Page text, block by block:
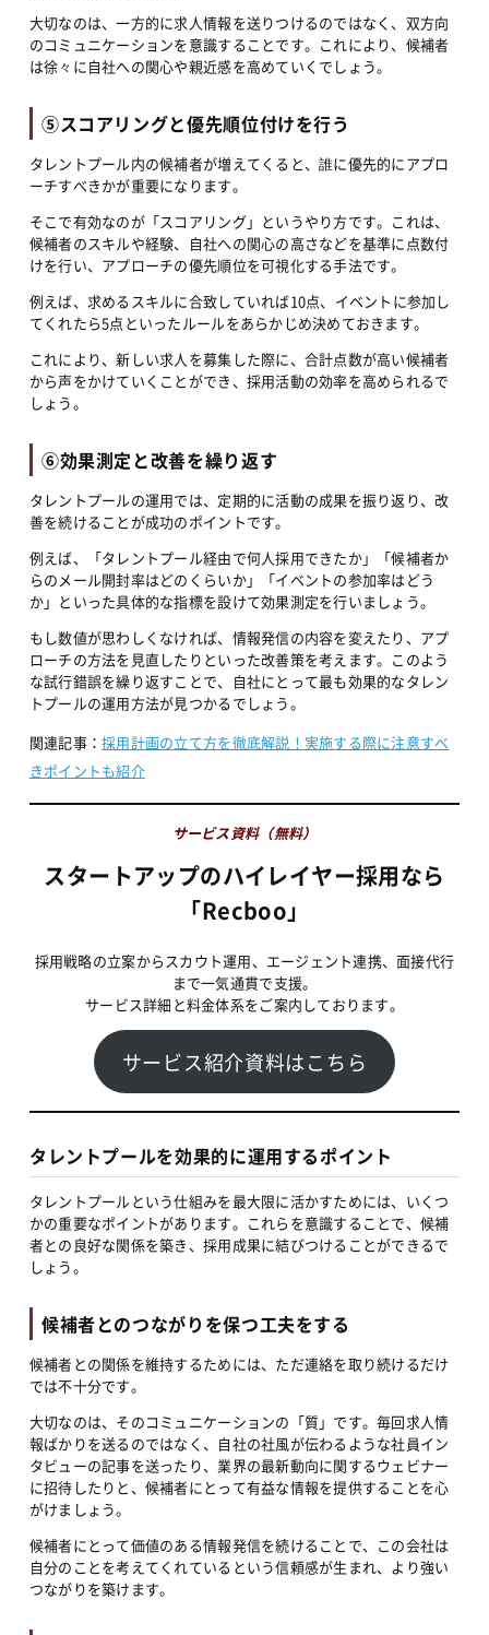
大切なのは、一方的に求人情報を送りつけるのではなく、双方向
のコミュニケーションを意識することです。これにより、候補者
は徐々に自社への関心や親近感を高めていくでしょう。
⑤スコアリングと優先順位付けを行う
タレントプール内の候補者が増えてくると、誰に優先的にアプロ
ーチすべきかが重要になります。
そこで有効なのが「スコアリング」というやり方です。これは、
候補者のスキルや経験、自社への関心の高さなどを基準に点数付
けを行い、アプローチの優先順位を可視化する手法です。
例えば、求めるスキルに合致していれば10点、イベントに参加し
てくれたら5点といったルールをあらかじめ決めておきます。
これにより、新しい求人を募集した際に、合計点数が高い候補者
から声をかけていくことができ、採用活動の効率を高められるで
しょう。
⑥効果測定と改善を繰り返す
タレントプールの運用では、定期的に活動の成果を振り返り、改
善を続けることが成功のポイントです。
例えば、「タレントプール経由で何人採用できたか」「候補者か
らのメール開封率はどのくらいか」「イベントの参加率はどう
か」といった具体的な指標を設けて効果測定を行いましょう。
もし数値が思わしくなければ、情報発信の内容を変えたり、アプ
ローチの方法を見直したりといった改善策を考えます。このよう
な試行錯誤を繰り返すことで、自社にとって最も効果的なタレン
トプールの運用方法が見つかるでしょう。
関連記事：採用計画の立て方を徹底解説！実施する際に注意すべ
きポイントも紹介
サービス資料（無料）
スタートアップのハイレイヤー採用なら
「Recboo」
採用戦略の立案からスカウト運用、エージェント連携、面接代行
まで一気通貫で支援。
サービス詳細と料金体系をご案内しております。
サービス紹介資料はこちら
タレントプールを効果的に運用するポイント
タレントプールという仕組みを最大限に活かすためには、いくつ
かの重要なポイントがあります。これらを意識することで、候補
者との良好な関係を築き、採用成果に結びつけることができるで
しょう。
候補者とのつながりを保つ工夫をする
候補者との関係を維持するためには、ただ連絡を取り続けるだけ
では不十分です。
大切なのは、そのコミュニケーションの「質」です。毎回求人情
報ばかりを送るのではなく、自社の社風が伝わるような社員イン
タビューの記事を送ったり、業界の最新動向に関するウェビナー
に招待したりと、候補者にとって有益な情報を提供することを心
がけましょう。
候補者にとって価値のある情報発信を続けることで、この会社は
自分のことを考えてくれているという信頼感が生まれ、より強い
つながりを築けます。